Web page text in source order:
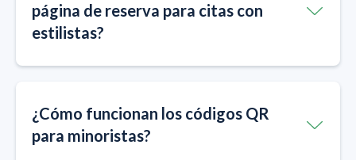
página de reserva para citas con
estilistas?
¿Cómo funcionan los códigos QR
para minoristas?